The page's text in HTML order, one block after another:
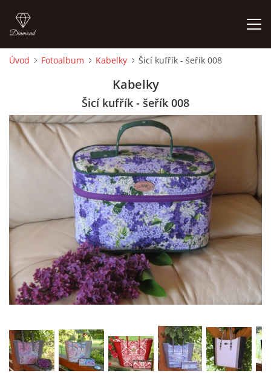
CEDULKY
MOJE POSLEDNÍ PRÁCE
jk-laguna@seznam.cz
© 2025 eStránky.cz
Úvod Fotoalbum Kabelky Šicí kufřík - šeřík 008
Kabelky
Šicí kufřík - šeřík 008